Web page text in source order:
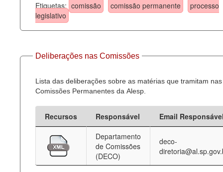
Etiquetas: comissão comissão permanente
processo
legislativo
Deliberações nas Comissões
Lista das deliberações sobre as matérias que tramitam nas
Comissões Permanentes da Alesp.
Recursos Responsável
Email
Departamento
de Comissões
(DECO)
deco-